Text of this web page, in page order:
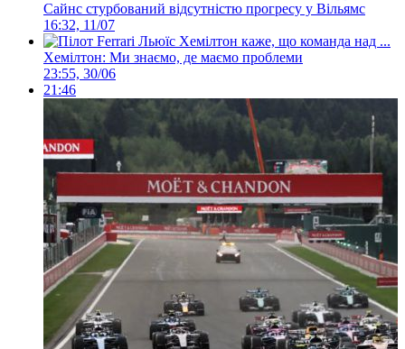
Сайнс стурбований відсутністю прогресу у Вільямс
16:32, 11/07
Хемілтон: Ми знаємо, де маємо проблеми
23:55, 30/06
21:46